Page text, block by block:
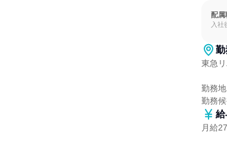
配属
入社
勤
東急
勤務地
勤務
給
月給